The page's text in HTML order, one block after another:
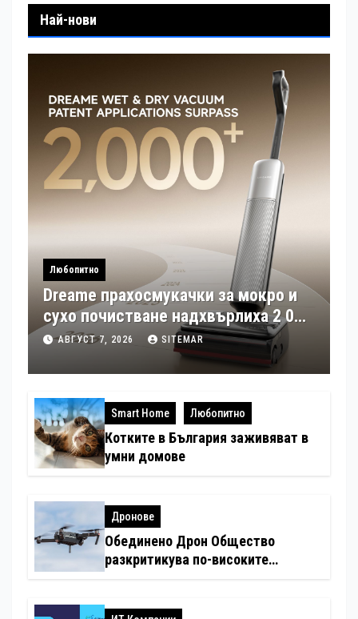
Най-нови
Любопитно
Dreame прахосмукачки за мокро и
сухо почистване надхвърлиха 2 000
патентни заявки в световен мащаб
АВГУСТ 7, 2026 SITEMAR
Smart Home Любопитно
Котките в България заживяват в
умни домове
Дронове
Обединено Дрон Общество
разкритикува по-високите